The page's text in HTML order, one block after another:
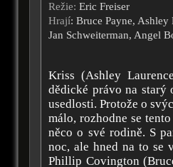
Režie: Eric Freiser
Hrají: Bruce Payne, Ashley
Jan Schweiterman, Angel
Kriss (Ashley
dědické právo na starý
usedlosti. Protože o
málo, rozhodne se
něco o své rodině. S
noc, ale hned na to se
Phillip Covington